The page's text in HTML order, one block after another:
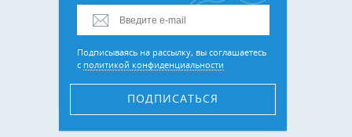
Подписываясь на рассылку, вы соглашаетесь
с политикой конфиденциальности
ПОДПИСАТЬСЯ